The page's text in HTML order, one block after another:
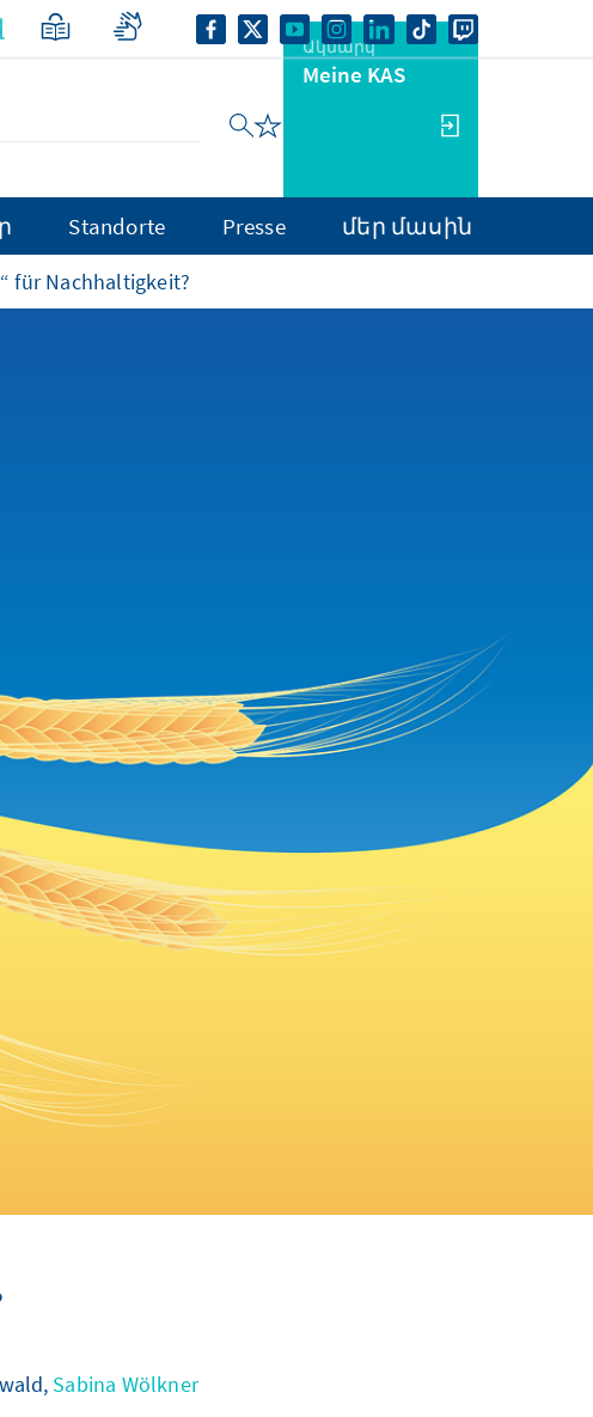
Ակնարկ
Meine KAS
Standorte Presse մեր մասին
für Nachhaltigkeit?
Sabina Wölkner